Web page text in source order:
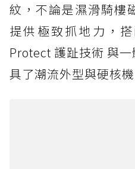
紋，不論是濕滑騎樓
提供極致抓地力，
Protect 護趾技術 與
具了潮流外型與硬核機